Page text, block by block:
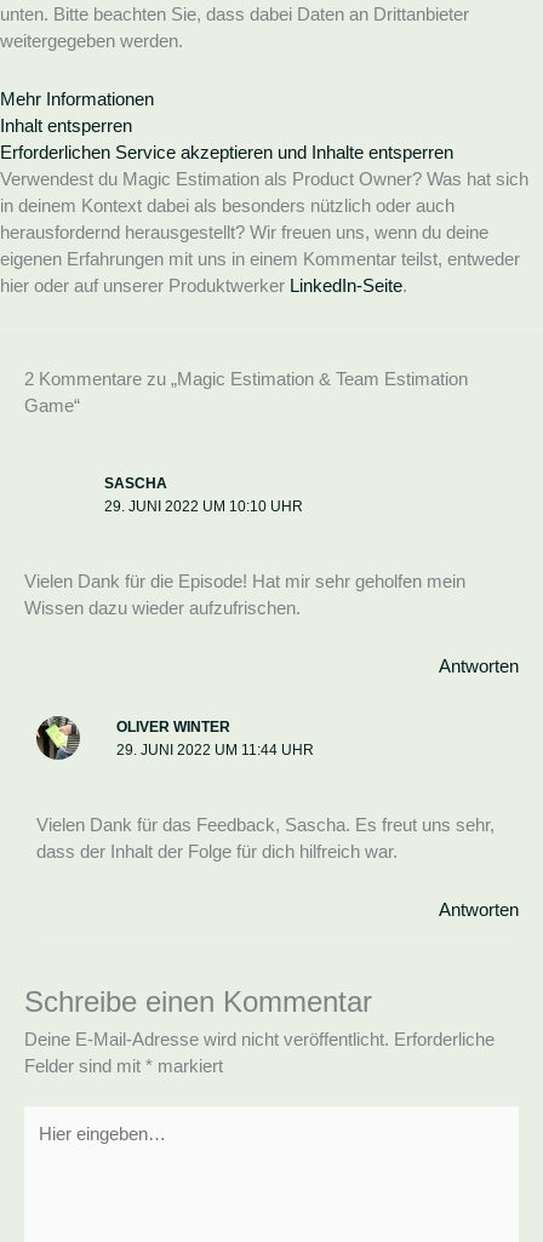
unten. Bitte beachten Sie, dass dabei Daten an Drittanbieter
weitergegeben werden.
Mehr Informationen
Inhalt entsperren
Erforderlichen Service akzeptieren und Inhalte entsperren
Verwendest du Magic Estimation als Product Owner? Was hat sich
in deinem Kontext dabei als besonders nützlich oder auch
herausfordernd herausgestellt? Wir freuen uns, wenn du deine
eigenen Erfahrungen mit uns in einem Kommentar teilst, entweder
hier oder auf unserer Produktwerker LinkedIn-Seite.
2 Kommentare zu „Magic Estimation & Team Estimation
Game“
SASCHA
29. JUNI 2022 UM 10:10 UHR
Vielen Dank für die Episode! Hat mir sehr geholfen mein
Wissen dazu wieder aufzufrischen.
Antworten
OLIVER WINTER
29. JUNI 2022 UM 11:44 UHR
Vielen Dank für das Feedback, Sascha. Es freut uns sehr,
dass der Inhalt der Folge für dich hilfreich war.
Antworten
Schreibe einen Kommentar
Deine E-Mail-Adresse wird nicht veröffentlicht. Erforderliche
Felder sind mit * markiert
eingeben…